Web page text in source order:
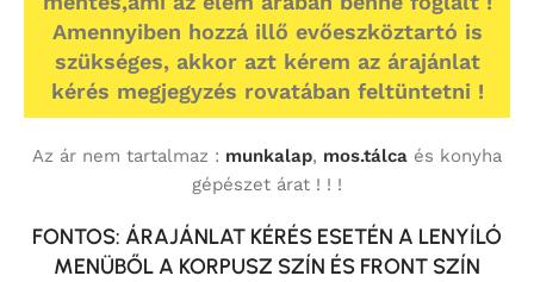
Amennyiben hozzá illő evőeszköztartó is
szükséges, akkor azt kérem az árajánlat
kérés megjegyzés rovatában feltüntetni !
Az ár nem tartalmaz : munkalap, mos.tálca és konyha
gépészet árat ! ! !
FONTOS: ÁRAJÁNLAT KÉRÉS ESETÉN A LENYÍLÓ
MENÜBŐL A KORPUSZ SZÍN ÉS FRONT SZÍN